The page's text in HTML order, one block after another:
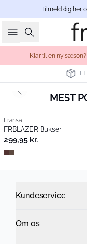
Tilmeld dig her
Søg
Klar til en ny sæson?
MEST
Nyhed
Fransa
FRBLAZER Bukser
299,95 kr.
Previous slide
Kundeservice
Om os